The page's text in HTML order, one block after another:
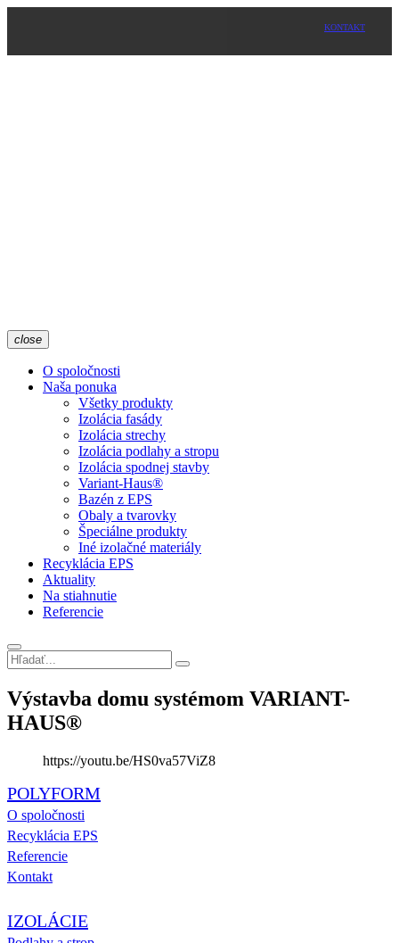
KONTAKT
close
O spoločnosti
Naša ponuka
Všetky produkty
Izolácia fasády
Izolácia strechy
Izolácia podlahy a stropu
Izolácia spodnej stavby
Variant-Haus®
Bazén z EPS
Obaly a tvarovky
Špeciálne produkty
Iné izolačné materiály
Recyklácia EPS
Aktuality
Na stiahnutie
Referencie
Výstavba domu systémom VARIANT-
HAUS®
https://youtu.be/HS0va57ViZ8
POLYFORM
O spoločnosti
Recyklácia EPS
Referencie
Kontakt
IZOLÁCIE